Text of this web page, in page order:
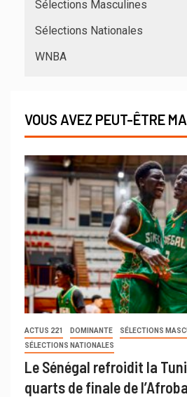
Sélections Masculines
Sélections Nationales
WNBA
VOUS AVEZ PEUT-ÊTRE
ACTUS 221 DOMINANTE
SÉLECTIONS
SÉLECTIONS NATIONALES
Le Sénégal refroidit la
quarts de finale de